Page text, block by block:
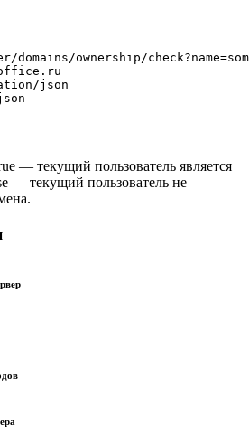
ownership/
json
— текущий пользователь является
— текущий пользователь не